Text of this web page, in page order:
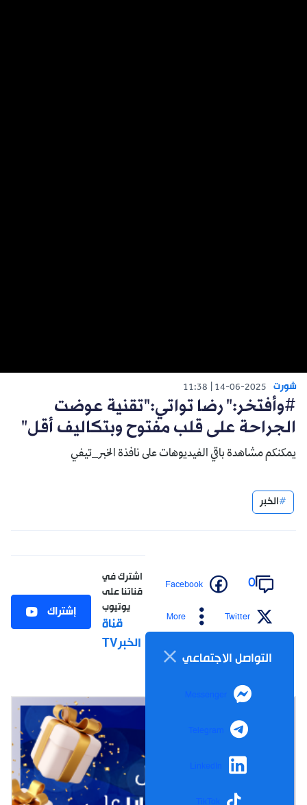
شورت 14-06-2025
11:38
#وأفتخر:" رضا تواتي:"تقنية عوضت
الجراحة على قلب مفتوح وبتكاليف أقل"
يمكنكم مشاهدة باقي الفيديوهات على نافذة الخبر_تيفي
الخبر
0
Facebook
Twitter
More
التواصل الاجتماعي
Messenger
Telegram
LinkedIn
اشترك في
قناتنا على
يوتيوب
قناة
الخبرTV
إشتراك